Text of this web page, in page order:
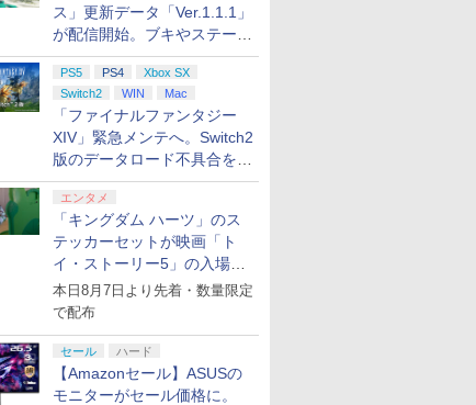
ス」更新データ「Ver.1.1.1」
が配信開始。ブキやステージ
に関する不具合を修正
PS5 PS4
Xbox SX
Switch2
WIN Mac
「ファイナルファンタジー
XIV」緊急メンテへ。Switch2
版のデータロード不具合を最
適化
エンタメ
「キングダム ハーツ」のス
テッカーセットが映画「ト
イ・ストーリー5」の入場特
典として配布決定！
本日8月7日より先着・数量限定
で配布
セール ハード
【Amazonセール】ASUSの
モニターがセール価格に。